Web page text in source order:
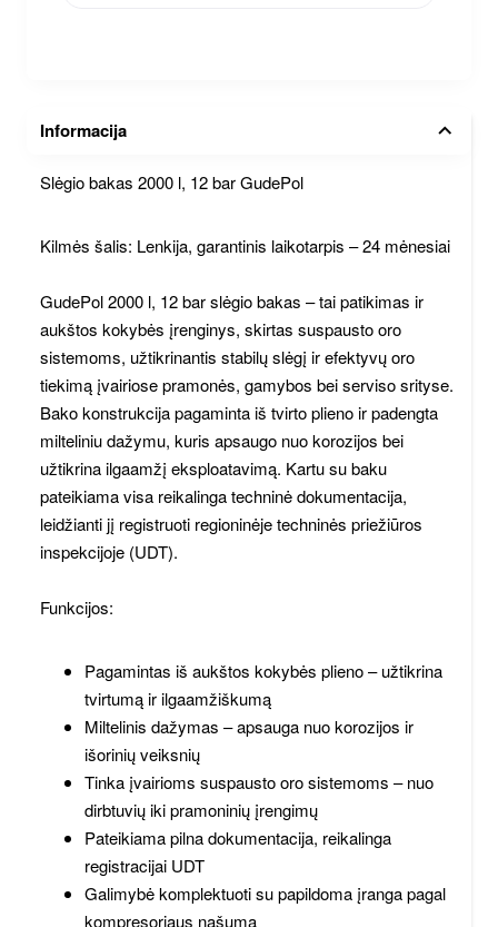
Informacija
Slėgio bakas 2000 l, 12 bar GudePol
Kilmės šalis: Lenkija, garantinis laikotarpis – 24 mėnesiai
GudePol 2000 l, 12 bar slėgio bakas – tai patikimas ir
aukštos kokybės įrenginys, skirtas suspausto oro
sistemoms, užtikrinantis stabilų slėgį ir efektyvų oro
tiekimą įvairiose pramonės, gamybos bei serviso srityse.
Bako konstrukcija pagaminta iš tvirto plieno ir padengta
milteliniu dažymu, kuris apsaugo nuo korozijos bei
užtikrina ilgaamžį eksploatavimą. Kartu su baku
pateikiama visa reikalinga techninė dokumentacija,
leidžianti jį registruoti regioninėje techninės priežiūros
inspekcijoje (UDT).
Funkcijos:
Pagamintas iš aukštos kokybės plieno – užtikrina
tvirtumą ir ilgaamžiškumą
Miltelinis dažymas – apsauga nuo korozijos ir
išorinių veiksnių
Tinka įvairioms suspausto oro sistemoms – nuo
dirbtuvių iki pramoninių įrengimų
Pateikiama pilna dokumentacija, reikalinga
registracijai UDT
Galimybė komplektuoti su papildoma įranga pagal
kompresoriaus našumą